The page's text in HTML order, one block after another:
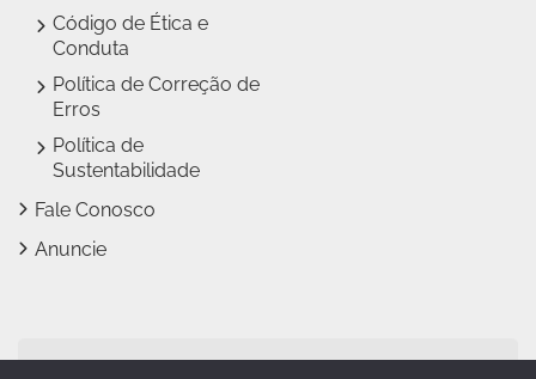
Código de Ética e
Conduta
Política de Correção de
Erros
Política de
Sustentabilidade
Fale Conosco
Anuncie